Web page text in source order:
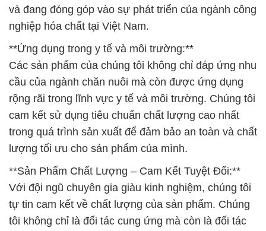
và đang đóng góp vào sự phát triển của ngành công
nghiệp hóa chất tại Việt Nam.
**Ứng dụng trong y tế và môi trường:**
Các sản phẩm của chúng tôi không chỉ đáp ứng nhu
cầu của ngành chăn nuôi mà còn được ứng dụng
rộng rãi trong lĩnh vực y tế và môi trường. Chúng tôi
cam kết sử dụng tiêu chuẩn chất lượng cao nhất
trong quá trình sản xuất để đảm bảo an toàn và chất
lượng tối ưu cho sản phẩm của mình.
**Sản Phẩm Chất Lượng – Cam Kết Tuyệt Đối:**
Với đội ngũ chuyên gia giàu kinh nghiệm, chúng tôi
tự tin cam kết về chất lượng của sản phẩm. Chúng
tôi không chỉ là đối tác cung ứng mà còn là đối tác